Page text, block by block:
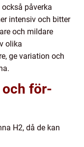
påverka
intensiv och bitter
och mildare
olika
ge variation och
för-
H2, då de kan